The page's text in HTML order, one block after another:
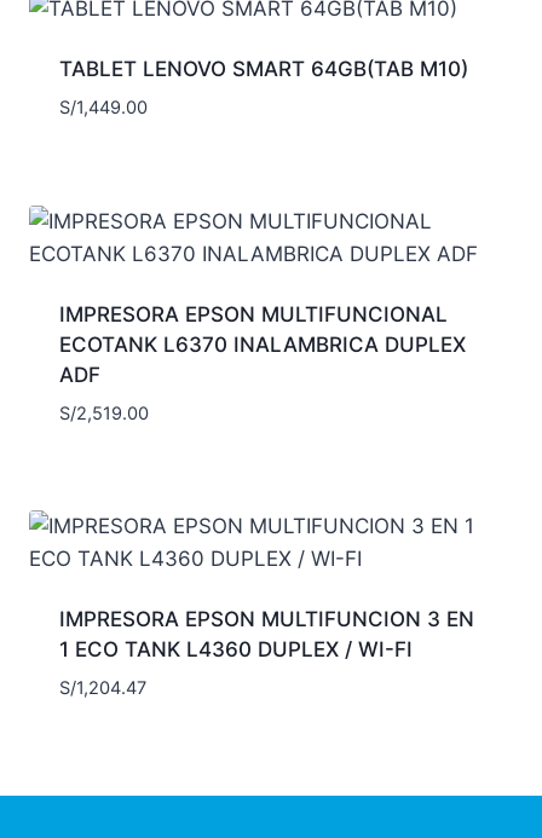
TABLET LENOVO SMART 64GB(TAB M10)
S/1,449.00
IMPRESORA EPSON MULTIFUNCIONAL
ECOTANK L6370 INALAMBRICA DUPLEX
ADF
S/2,519.00
IMPRESORA EPSON MULTIFUNCION 3 EN
1 ECO TANK L4360 DUPLEX / WI-FI
S/1,204.47